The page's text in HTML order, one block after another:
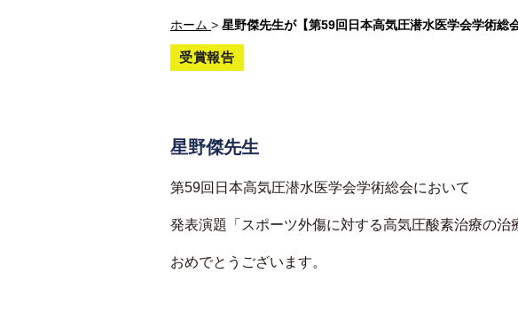
ホーム > 星野傑先生が【第59回日本高気圧潜水医学会学術総
受賞報告
星野傑先生
第59回日本高気圧潜水医学会学術総会において
発表演題「スポーツ外傷に対する高気圧酸素治療の
おめでとうございます。